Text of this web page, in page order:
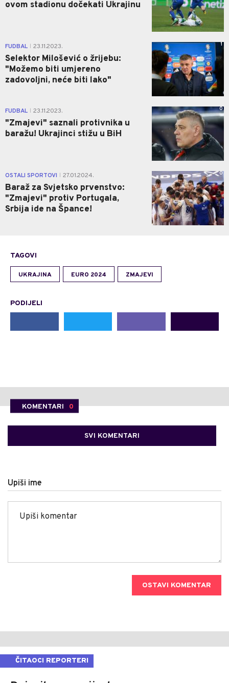
ovom stadionu dočekati Ukrajinu
FUDBAL 23.11.2023.
Selektor Milošević o žrijebu:
"Možemo biti umjereno
zadovoljni, neće biti lako"
1
FUDBAL 23.11.2023.
"Zmajevi" saznali protivnika u
baražu! Ukrajinci stižu u BiH
0
OSTALI SPORTOVI 27.01.2024.
Baraž za Svjetsko prvenstvo:
"Zmajevi" protiv Portugala,
Srbija ide na Špance!
0
TAGOVI
UKRAJINA EURO 2024 ZMAJEVI
PODIJELI
KOMENTARI 0
SVI KOMENTARI
Upiši ime
OSTAVI KOMENTAR
ČITAOCI REPORTERI